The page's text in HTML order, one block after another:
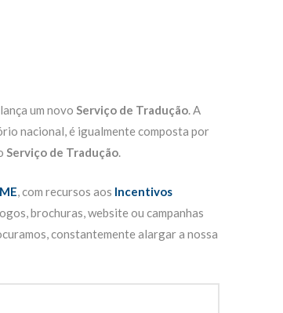
lança um novoServiço de Tradução. A
nacional, é igualmente composta por
Serviço de Tradução.
, com recursos aos Incentivos
brochuras, website ou campanhas
constantemente alargar a nossa